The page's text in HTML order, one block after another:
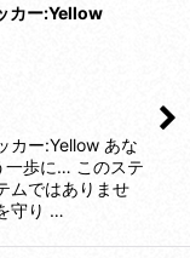
カー:Yellow
カー:Yellow あな
一歩に… このステ
ムではありませ
守り …